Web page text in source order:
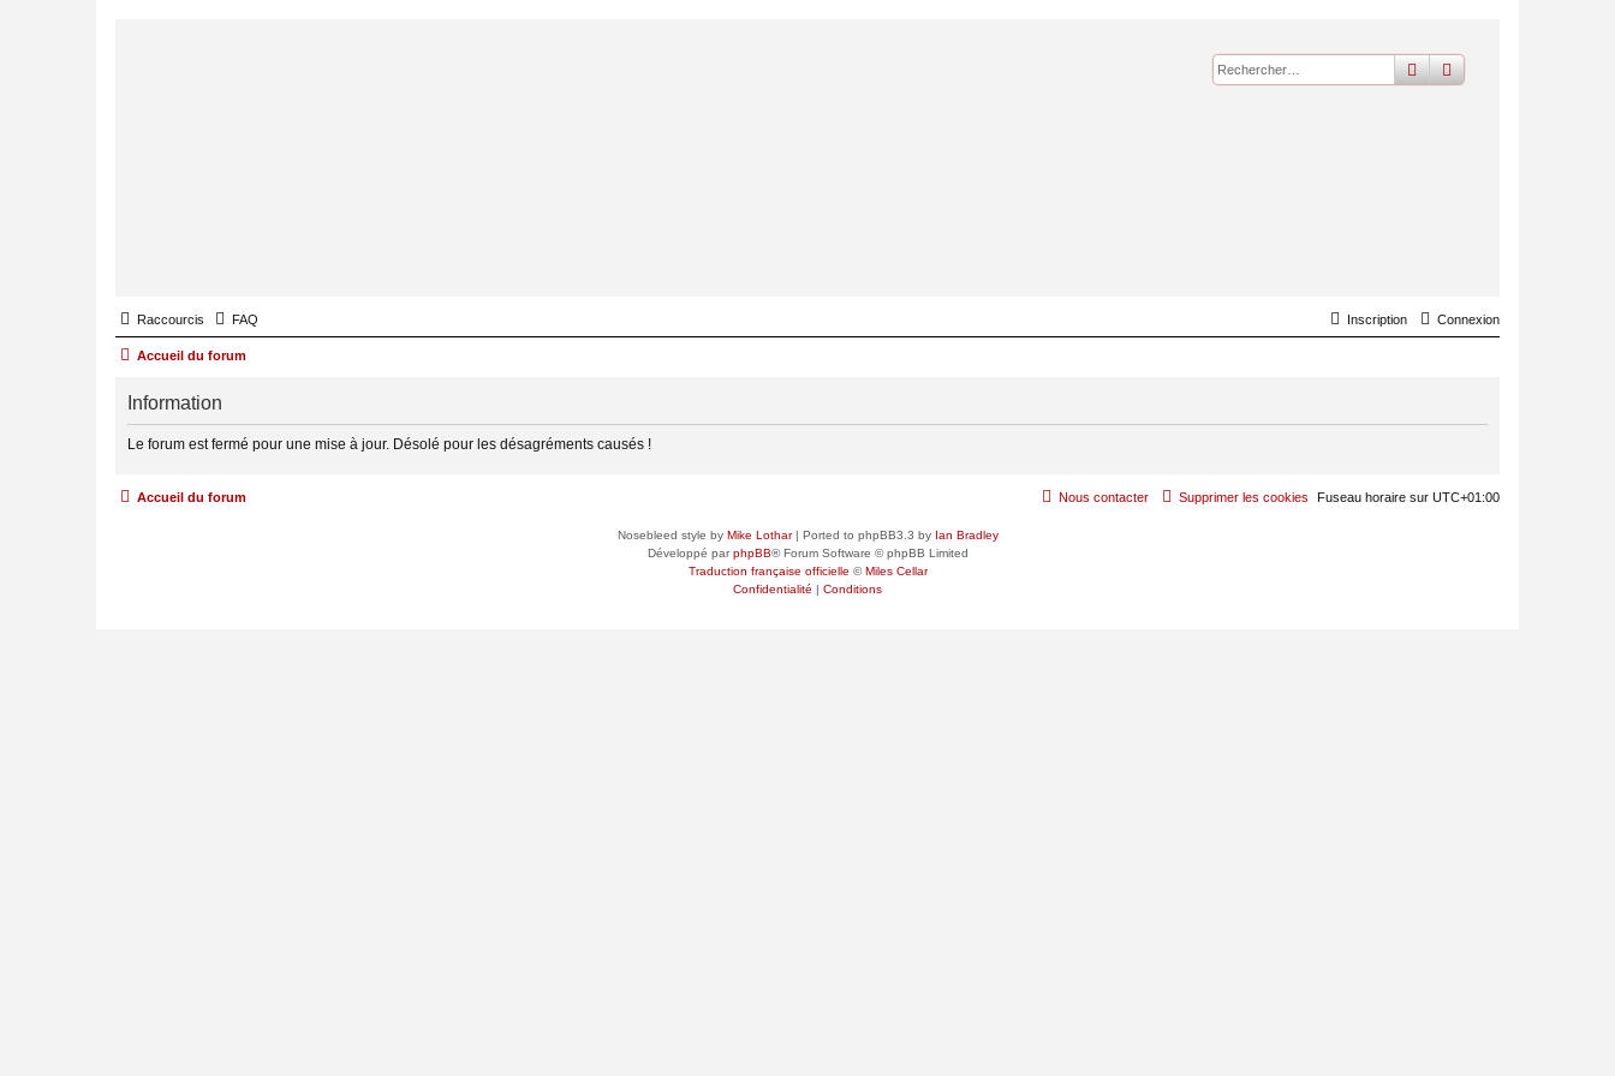
rechercher
recherche
Raccourcis FAQ Connexion
Inscription
Accueil du forum
Information
Le forum est fermé pour une mise à jour. Désolé pour les désagréments causés !
Accueil du forum Fuseau horaire sur UTC+01:00
Supprimer les cookies
Nous contacter
Nosebleed style by Mike Lothar| Ported to phpBB3.3 by Ian Bradley
Développé parphpBB® Forum Software © phpBB Limited
Traduction française officielle ©Miles Cellar
Confidentialité | Conditions